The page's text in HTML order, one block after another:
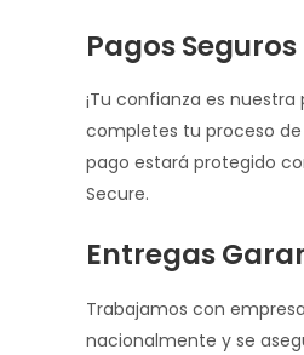
Pagos Seguros
¡Tu confianza es nuestra
completes tu proceso
pago estará protegido
Secure.
Entregas
Trabajamos con
nacionalmente y se